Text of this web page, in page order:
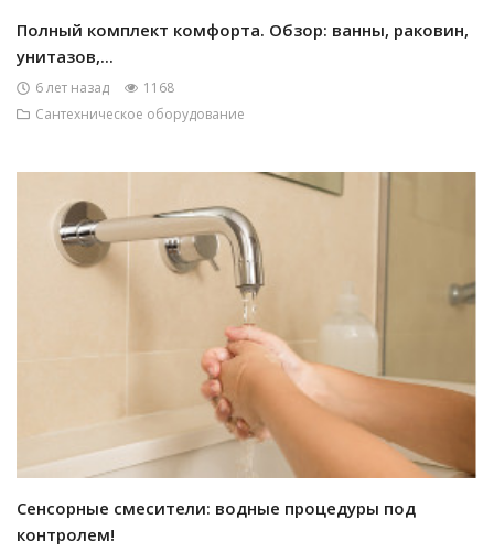
Полный комплект комфорта. Обзор: ванны, раковин,
унитазов,...
6 лет назад
1168
Сантехническое оборудование
Сенсорные смесители: водные процедуры под
контролем!